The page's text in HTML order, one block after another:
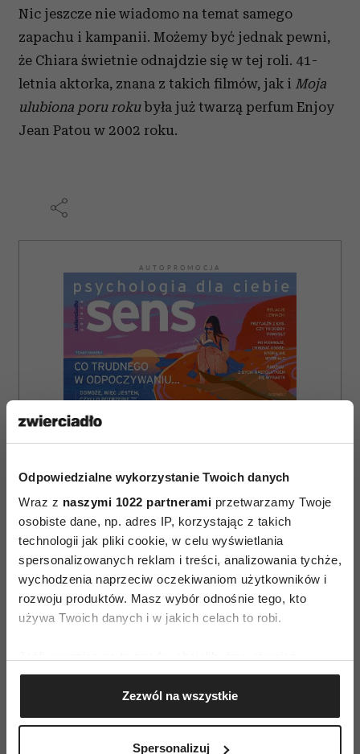
Odpowiedzialne wykorzystanie Twoich danych
Wraz z naszymi 1022 partnerami przetwarzamy Twoje
osobiste dane, np. adres IP, korzystając z takich
technologii jak pliki cookie, w celu wyświetlania
spersonalizowanych reklam i treści, analizowania tychże,
wychodzenia naprzeciw oczekiwaniom użytkowników i
rozwoju produktów. Masz wybór odnośnie tego, kto
używa Twoich danych i w jakich celach to robi.
Gromadzić dane dotyczące Twojej lokalizacji
geograficznej z dokładnością nawet do kilku metrów
Identyfikować Twoje urządzenie, aktywnie
Zezwól na wszystkie
Spersonalizuj
Nic jeszcze nie wiadomo na temat samego
zapachu i kampanii. Możemy być jednak pewni,
że Chiara świetnie odnajdzie się w tej roli. 41-
letnia aktorka, znana z takich filmów, jak i Moja
ulubiona poru rokubyła już twarzą perfum Enjoy
Jean Patou w 2002 roku.
AUTOPROMOCJA
ZAMÓW
WYDANIE DRUKOWANE